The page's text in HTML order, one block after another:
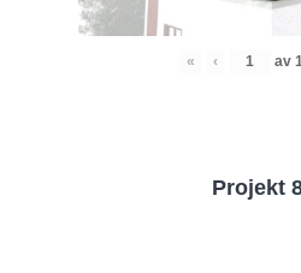
« ‹ av
Projekt